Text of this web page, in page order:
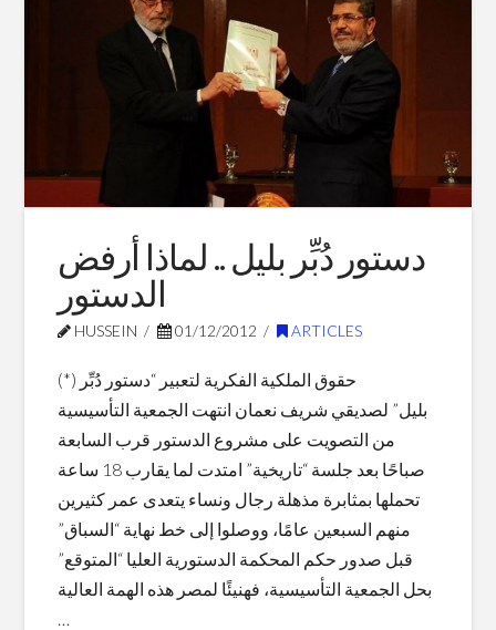
غيرك؟
12.13.2012
دستور دُبِّر بليل .. لماذا أرفض
الدستور
HUSSEIN 01/12/2012 ARTICLES
(*) حقوق الملكية الفكرية لتعبير “دستور دُبِّر
بليل” لصديقي شريف نعمان انتهت الجمعية التأسيسية
من التصويت على مشروع الدستور قرب السابعة
صباحًا بعد جلسة “تاريخية” امتدت لما يقارب 18 ساعة
تحملها بمثابرة مذهلة رجال ونساء يتعدى عمر كثيرين
منهم السبعين عامًا، ووصلوا إلى خط نهاية “السباق”
قبل صدور حكم المحكمة الدستورية العليا “المتوقع”
بحل الجمعية التأسيسية، فهنيئًا لمصر هذه الهمة العالية
…